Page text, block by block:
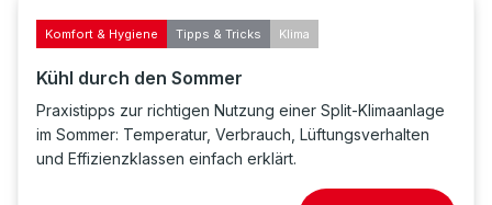
Komfort & Hygiene Tipps & Tricks Klima
Kühl durch den Sommer
Praxistipps zur richtigen Nutzung einer Split-Klimaanlage
im Sommer: Temperatur, Verbrauch, Lüftungsverhalten
und Effizienzklassen einfach erklärt.